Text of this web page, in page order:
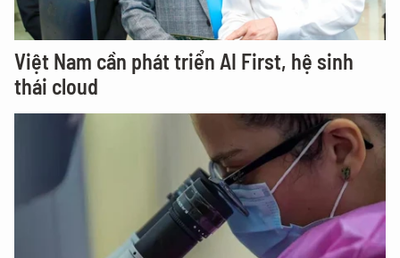
Việt Nam cần phát triển AI First, hệ sinh
thái cloud